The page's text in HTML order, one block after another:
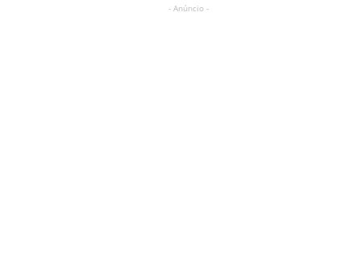
- Anúncio -